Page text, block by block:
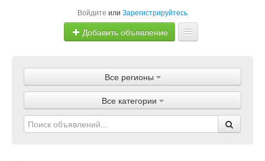
Войдите или Зарегистрируйтесь
Добавить объявление
Объявления
Магазины
Услуги
Все регионы
Все категории